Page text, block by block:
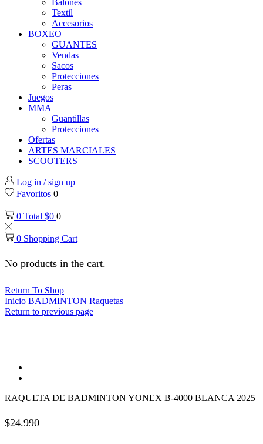
Balones
Textil
Accesorios
BOXEO
GUANTES
Vendas
Sacos
Protecciones
Peras
Juegos
MMA
Guantillas
Protecciones
Ofertas
ARTES MARCIALES
SCOOTERS
Log in / sign up
Favoritos 0
0 Total $0 0
0 Shopping Cart
No products in the cart.
Return To Shop
Inicio BADMINTON Raquetas
Return to previous page
RAQUETA DE BADMINTON YONEX B-4000 BLANCA 2025
$24.990